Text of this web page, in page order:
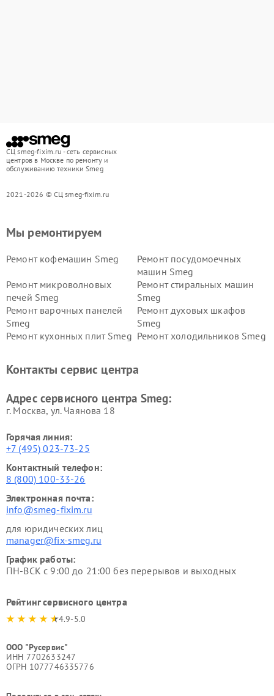
СЦ smeg-fixim.ru - сеть сервисных
центров в Москве по ремонту и
обслуживанию техники Smeg
2021-2026 © СЦ smeg-fixim.ru
Мы ремонтируем
Ремонт кофемашин Smeg
Ремонт посудомоечных
машин Smeg
Ремонт микроволновых
печей Smeg
Ремонт стиральных машин
Smeg
Ремонт варочных панелей
Smeg
Ремонт духовых шкафов
Smeg
Ремонт кухонных плит Smeg Ремонт холодильников Smeg
Контакты сервис центра
Адрес сервисного центра Smeg:
г. Москва, ул. Чаянова 18
Горячая линия:
+7 (495) 023-73-25
Контактный телефон:
8 (800) 100-33-26
Электронная почта:
info@smeg-fixim.ru
для юридических лиц
manager@fix-smeg.ru
График работы:
ПН-ВСК с 9:00 до 21:00 без перерывов и выходных
Рейтинг сервисного центра
4.9-5.0
ООО "Русервис"
ИНН 7702633247
ОГРН 1077746335776